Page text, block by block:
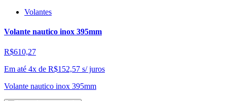
Volantes
Volante nautico inox 395mm
R$610,27
Em até 4x de R$152,57 s/ juros
Volante nautico inox 395mm